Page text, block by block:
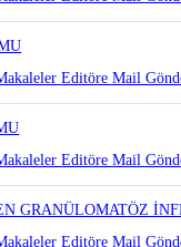
Editöre Mail